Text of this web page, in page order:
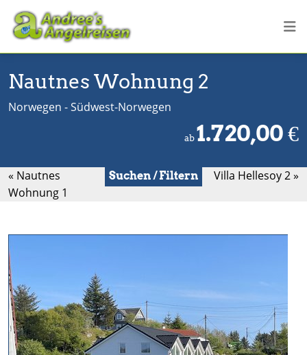
Nautnes Wohnung 2
Norwegen - Südwest-Norwegen
ab 1.720,00€
« Nautnes
Wohnung 1
Suchen / Filtern Villa Hellesoy 2 »